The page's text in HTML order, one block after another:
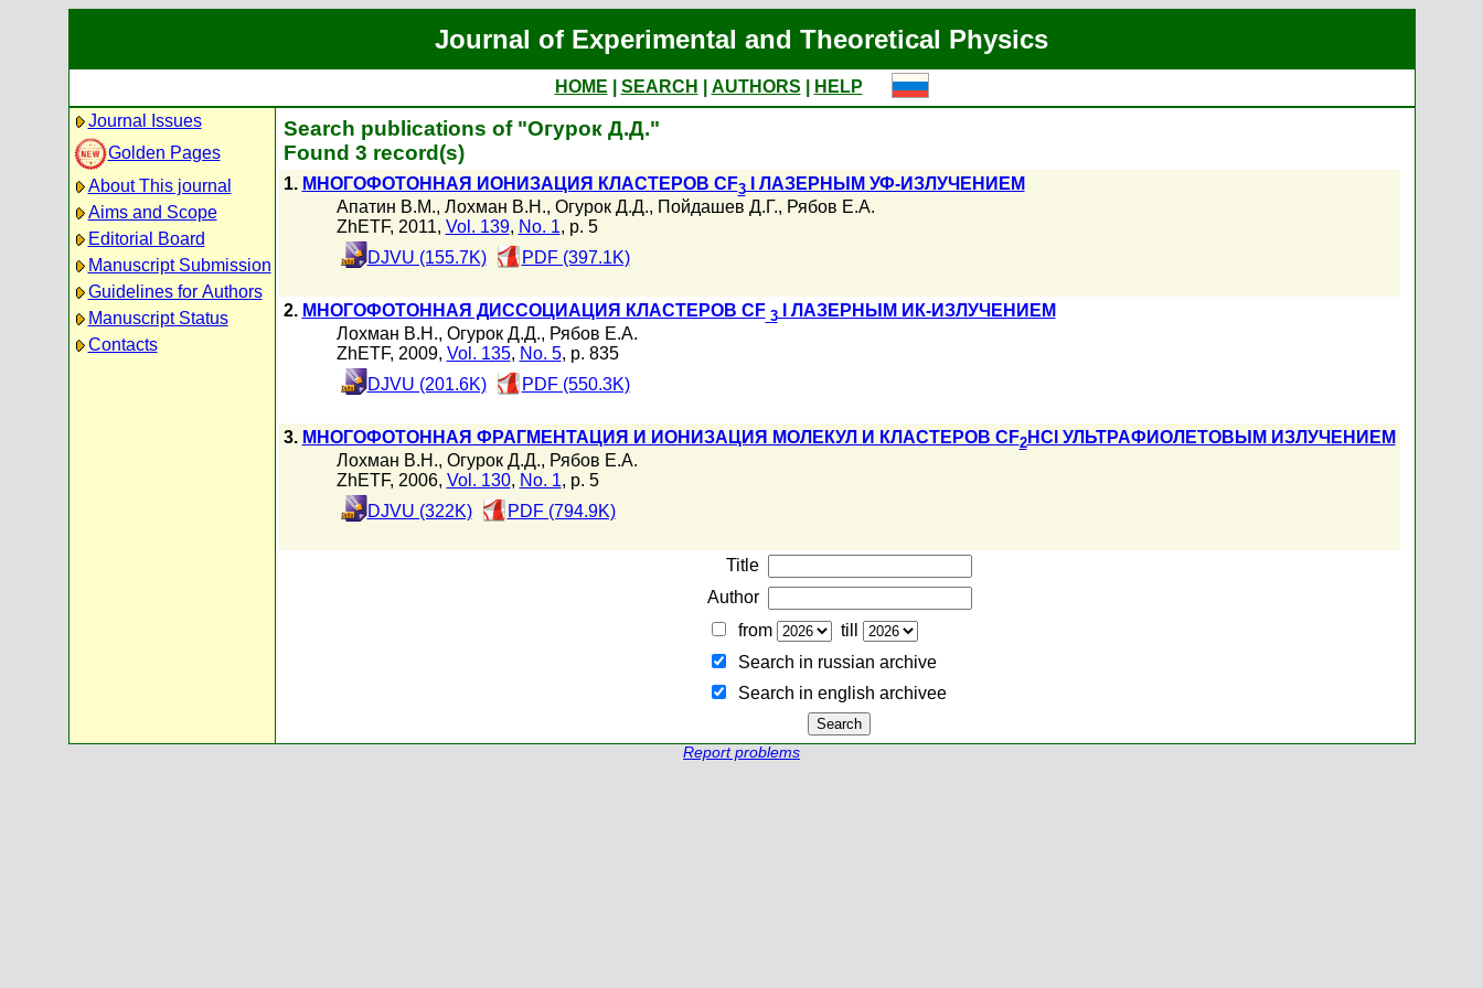
Journal of Experimental and Theoretical Physics
HOME SEARCH AUTHORS
HELP
Journal Issues
Golden Pages
About This journal
Aims and Scope
Editorial Board
Manuscript Submission
Guidelines for Authors
Manuscript Status
Contacts
Search publications of "Огурок Д.Д."
Found 3 record(s)
1. МНОГОФОТОННАЯ ИОНИЗАЦИЯ КЛАСТЕРОВ CF3I ЛАЗЕРНЫМ УФ-ИЗЛУЧЕНИЕМ
Апатин В.М., Лохман В.Н., Огурок Д.Д., Пойдашев Д.Г., Рябов Е.А.
ZhETF, 2011, Vol. 139, No. 1, p. 5
DJVU (155.7K)
PDF (397.1K)
2. МНОГОФОТОННАЯ ДИССОЦИАЦИЯ КЛАСТЕРОВ CF3I ЛАЗЕРНЫМ ИК-ИЗЛУЧЕНИЕМ
Лохман В.Н., Огурок Д.Д., Рябов Е.А.
ZhETF, 2009, Vol. 135, No. 5, p. 835
DJVU (201.6K)
PDF (550.3K)
3. МНОГОФОТОННАЯ ФРАГМЕНТАЦИЯ И ИОНИЗАЦИЯ МОЛЕКУЛ И КЛАСТЕРОВ CF2HCl УЛЬТРАФИОЛЕТОВЫМ ИЗЛУЧЕНИЕМ
Лохман В.Н., Огурок Д.Д., Рябов Е.А.
ZhETF, 2006, Vol. 130, No. 1, p. 5
DJVU (322K)
PDF (794.9K)
Title
Author
from
till
Search in russian archive
Search in english archiveе
Report problems